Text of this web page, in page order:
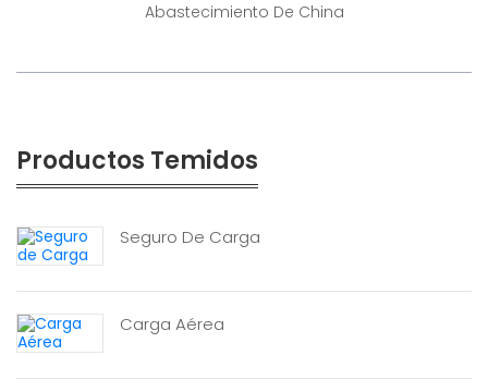
Abastecimiento De China
Productos Temidos
Seguro De Carga
Carga Aérea